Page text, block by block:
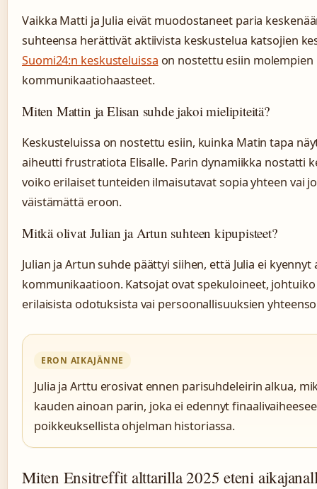
Vaikka Matti ja Julia eivät muodostaneet paria
suhteensa herättivät aktiivista keskustelua katsojien
Suomi24:n keskusteluissa on nostettu esiin molempien
kommunikaatiohaasteet.
Miten Mattin ja Elisan suhde jakoi mielipiteitä?
Keskusteluissa on nostettu esiin, kuinka Matin tapa
aiheutti frustratiota Elisalle. Parin dynamiikka nostatti
voiko erilaiset tunteiden ilmaisutavat sopia yhteen vai
väistämättä eroon.
Mitkä olivat Julian ja Artun suhteen kipupisteet?
Julian ja Artun suhde päättyi siihen, että Julia ei kyennyt
kommunikaatioon. Katsojat ovat spekuloineet,
erilaisista odotuksista vai persoonallisuuksien
ERON AIKAJÄNNE
Julia ja Arttu erosivat ennen parisuhdeleirin alkua,
kauden ainoan parin, joka ei edennyt
poikkeuksellista ohjelman historiassa.
Miten Ensitreffit alttarilla 2025 eteni